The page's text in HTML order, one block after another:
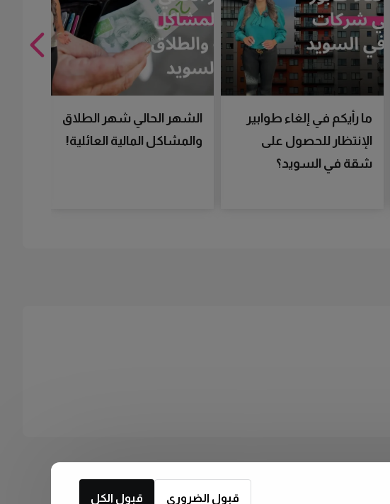
ما رأيكم في إلغاء طوابير
الإنتظار للحصول على
شقة في السويد؟
الشهر الحالي شهر الطلاق
والمشاكل المالية العائلية!
قبول الكل قبول الضروري